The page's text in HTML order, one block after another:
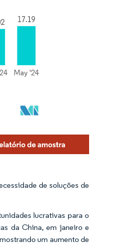
de soluções de
lucrativas para o
da China, em janeiro e
um aumento de